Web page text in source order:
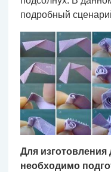
подробный
Для
необходимо